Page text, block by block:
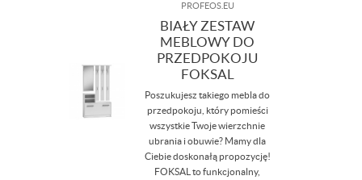
PROFEOS.EU
BIAŁY ZESTAW
MEBLOWY DO
PRZEDPOKOJU
FOKSAL
Poszukujesz takiego mebla do
przedpokoju, który pomieści
wszystkie Twoje wierzchnie
ubrania i obuwie? Mamy dla
Ciebie doskonałą propozycję!
FOKSAL to funkcjonalny,